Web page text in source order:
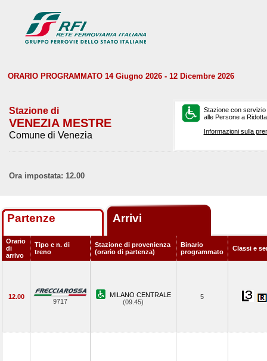
ORARIO PROGRAMMATO 14 Giugno 2026 - 12 Dicembre 2026
Stazione di
VENEZIA MESTRE
Comune di Venezia
Stazione con
alle Persone a
Informazioni sulla
Ora impostata: 12.00
Partenze Arrivi
Orario
di
arrivo
Tipo e n. di
treno
Stazione di provenienza
(orario di partenza)
Binario
programmato
Classi e
12.00
9717
MILANO CENTRALE
(09.45)
5